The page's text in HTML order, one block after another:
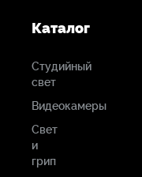
Каталог
Студийный
свет
Видеокамеры
Свет
и
грип